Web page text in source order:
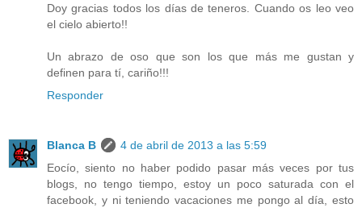
Doy gracias todos los días de teneros. Cuando os leo veo
el cielo abierto!!
Un abrazo de oso que son los que más me gustan y
definen para tí, cariño!!!
Responder
Blanca B
4 de abril de 2013 a las 5:59
Eocío, siento no haber podido pasar más veces por tus
blogs, no tengo tiempo, estoy un poco saturada con el
facebook, y ni teniendo vacaciones me pongo al día, esto